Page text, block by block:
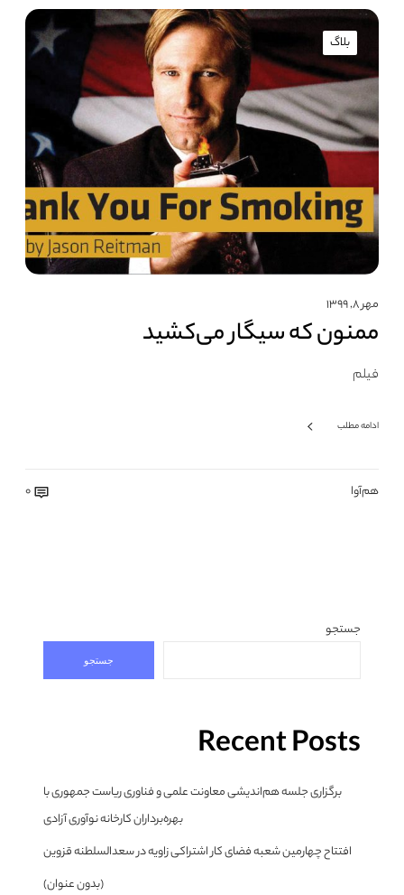
بلاگ
مهر ۸, ۱۳۹۹
ممنون که سیگار می‌کشید
فیلم
ادامه مطلب
هم‌آوا 0
جستجو
جستجو
Recent Posts
برگزاری جلسه هم‌اندیشی معاونت علمی و فناوری ریاست جمهوری با
بهره‌برداران کارخانه نوآوری آزادی
افتتاح چهارمین شعبه فضای کار اشتراکی زاویه در سعدالسلطنه قزوین
(بدون عنوان)